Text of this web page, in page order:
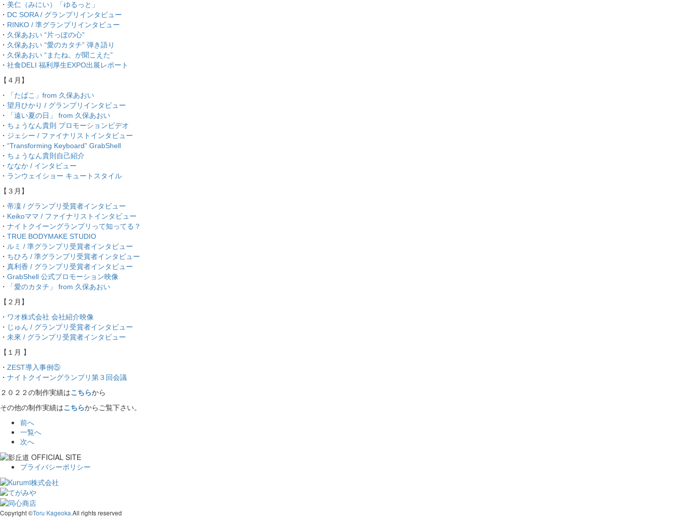
・ 美仁（みにい）「ゆるっと」
・ DC SORA / グランプリインタビュー
・ RINKO / 準グランプリインタビュー
・ 久保あおい “片っぽの心”
・ 久保あおい “愛のカタチ” 弾き語り
・ 久保あおい “またね。が聞こえた”
・ 社食DELI 福利厚生EXPO出展レポート
【４月】
・
「たばこ」from 久保あおい
・ 望月ひかり / グランプリインタビュー
・
「遠い夏の日」 from 久保あおい
・ ちょうなん貴則 プロモーションビデオ
・ ジェシー / ファイナリストインタビュー
・ “Transforming Keyboard” GrabShell
・ ちょうなん貴則自己紹介
・ ななか / インタビュー
・ ランウェイショー キュートスタイル
【３月】
・ 帝凜 / グランプリ受賞者インタビュー
・ Keikoママ / ファイナリストインタビュー
・ ナイトクイーングランプリって知ってる？
・ TRUE BODYMAKE STUDIO
・ ルミ / 準グランプリ受賞者インタビュー
・ ちひろ / 準グランプリ受賞者インタビュー
・ 真利香 / グランプリ受賞者インタビュー
・ GrabShell 公式プロモーション映像
・
「愛のカタチ」 from 久保あおい
【２月】
・ ワオ株式会社 会社紹介映像
・ じゅん / グランプリ受賞者インタビュー
・ 未來 / グランプリ受賞者インタビュー
【１月 】
・ ZEST導入事例⑤
・ ナイトクイーングランプリ第３回会議
２０２２の制作実績はこちらから
その他の制作実績はこちらからご覧下さい。
前へ
一覧へ
次へ
プライバシーポリシー
Copyright ©Toru Kageoka.All rights reserved